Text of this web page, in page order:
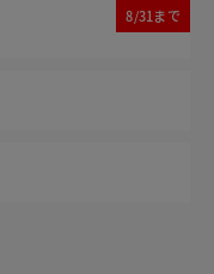
8/31まで